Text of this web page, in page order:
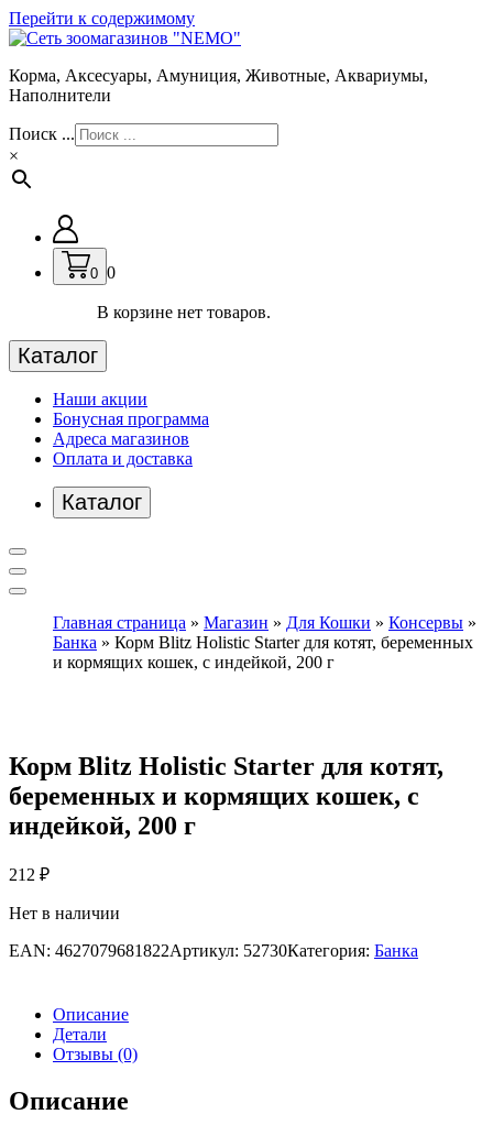
Перейти к содержимому
Корма, Аксесуары, Амуниция, Животные, Аквариумы,
Наполнители
Поиск ...
×
0 0
В корзине нет товаров.
Каталог
Наши акции
Бонусная программа
Адреса магазинов
Оплата и доставка
Каталог
Главная страница » Магазин » Для Кошки » Консервы »
Банка » Корм Blitz Holistic Starter для котят, беременных
и кормящих кошек, с индейкой, 200 г
Корм Blitz Holistic Starter для котят,
беременных и кормящих кошек, с
индейкой, 200 г
212 ₽
Нет в наличии
EAN: 4627079681822Артикул: 52730Категория: Банка
Описание
Детали
Отзывы (0)
Описание